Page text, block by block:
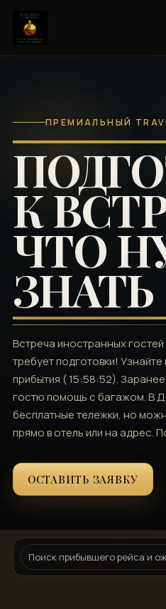
ПРЕМИАЛЬНЫЙ
К
ЧТО
ЗНАТЬ
Встреча иностранных
требует подготовки!
прибытия ( 15:58:52).
гостю помощь с багажом. В
бесплатные тележки, но
прямо в отель или на адрес.
ОСТАВИТЬ ЗАЯВКУ
Поиск прибывшего рейса и